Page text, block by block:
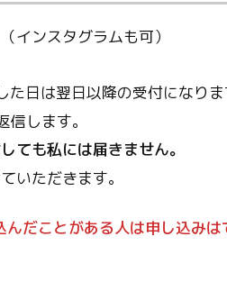
インスタグラムも可）
日は翌日以降の受付になりま
します。
ても私には届きません。
いただきます。
だことがある人は申し込みは